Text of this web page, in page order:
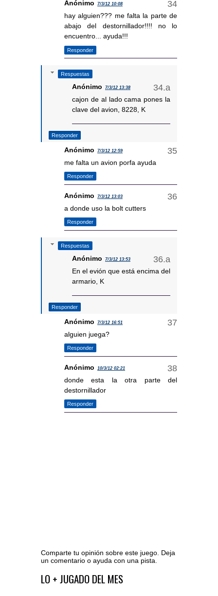
Anónimo 7/3/12 10:08
hay alguien??? me falta la parte de
abajo del destornillador!!!! no lo
encuentro... ayuda!!!
Responder
Respuestas
Anónimo 7/3/12 13:38
cajon de al lado cama pones la
clave del avion, 8228, K
Responder
Anónimo 7/3/12 12:59
me falta un avion porfa ayuda
Responder
Anónimo 7/3/12 13:03
a donde uso la bolt cutters
Responder
Respuestas
Anónimo 7/3/12 13:53
En el evión que está encima del
armario, K
Responder
Anónimo 7/3/12 16:51
alguien juega?
Responder
Anónimo 10/3/12 02:21
donde esta la otra parte del
destornillador
Responder
Comparte tu opinión sobre este juego. Deja
un comentario o ayuda con una pista.
Ir al editor de comentarios
LO + JUGADO DEL MES